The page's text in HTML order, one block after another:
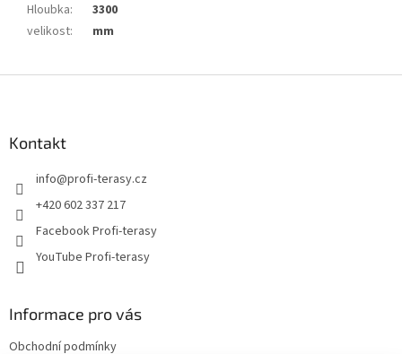
Hloubka:
3300
velikost: mm
Kontakt
info@profi-terasy.cz
+420 602 337 217
Facebook Profi-terasy
YouTube Profi-terasy
Informace pro vás
Obchodní podmínky